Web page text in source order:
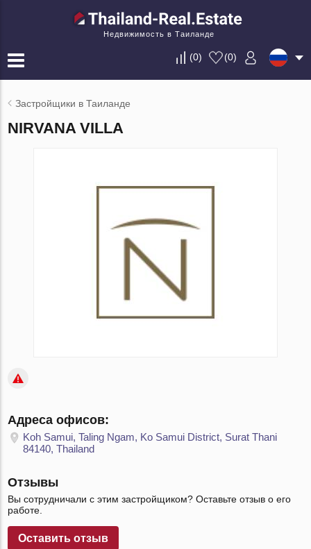
Недвижимость в Таиланде
(0) (0)
Застройщики в Таиланде
NIRVANA VILLA
Адреса офисов:
Koh Samui, Taling Ngam, Ko Samui District, Surat Thani
84140, Thailand
Отзывы
Вы сотрудничали с этим застройщиком? Оставьте отзыв о его
работе.
Оставить отзыв